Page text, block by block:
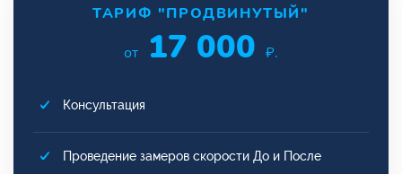
ТАРИФ "ПРОДВИНУТЫЙ"
от 17 000 ₽.
Консультация
Проведение замеров скорости До и После